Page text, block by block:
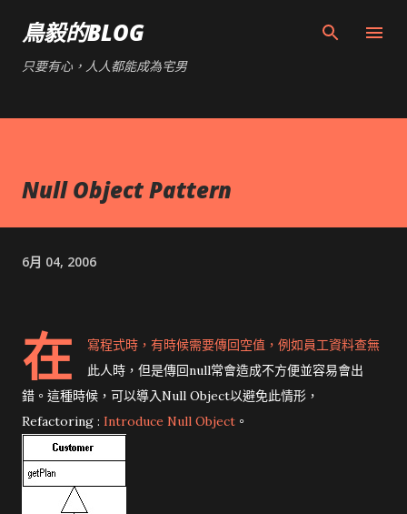
鳥毅的BLOG
只要有心，人人都能成為宅男
Null Object Pattern
6月 04, 2006
在
寫程式時，有時候需要傳回空值，例如員工資料查無
此人時，但是傳回null常會造成不方便並容易會出
錯。這種時候，可以導入Null Object以避免此情形，
Refactoring : Introduce Null Object 。